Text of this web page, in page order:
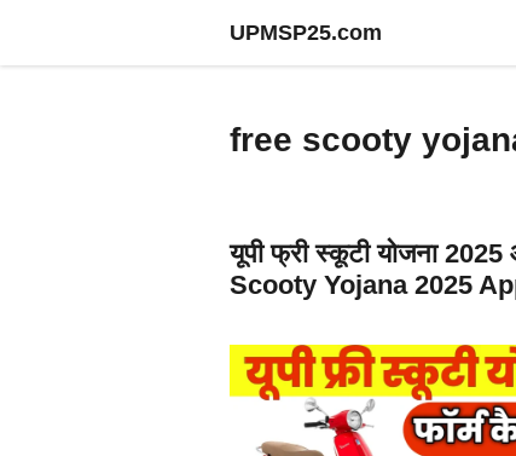
UPMSP25.com
free scooty
यूपी फ्री स्कूटी योजना
Scooty Yojana 2025